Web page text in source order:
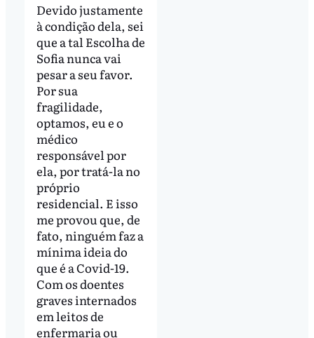
Devido justamente
à condição dela, sei
que a tal Escolha de
Sofia nunca vai
pesar a seu favor.
Por sua
fragilidade,
optamos, eu e o
médico
responsável por
ela, por tratá-la no
próprio
residencial. E isso
me provou que, de
fato, ninguém faz a
mínima ideia do
que é a Covid-19.
Com os doentes
graves internados
em leitos de
enfermaria ou